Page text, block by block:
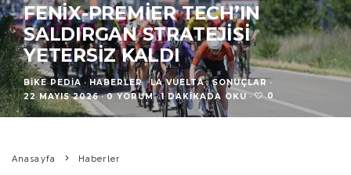
FENIX-PREMIER TECH’IN
SALDIRGAN STRATEJISI
YETERSIZ KALDI
BIKE PEDIA · HABERLER LA VUELTA SONUÇLAR ·
22 MAYIS 2026 · 0 YORUM · 1 DAKIKADA OKU · 0
Anasayfa Haberler